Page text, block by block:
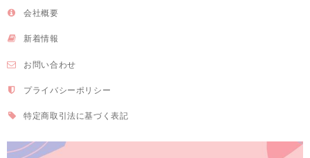
会社概要
新着情報
お問い合わせ
プライバシーポリシー
特定商取引法に基づく表記